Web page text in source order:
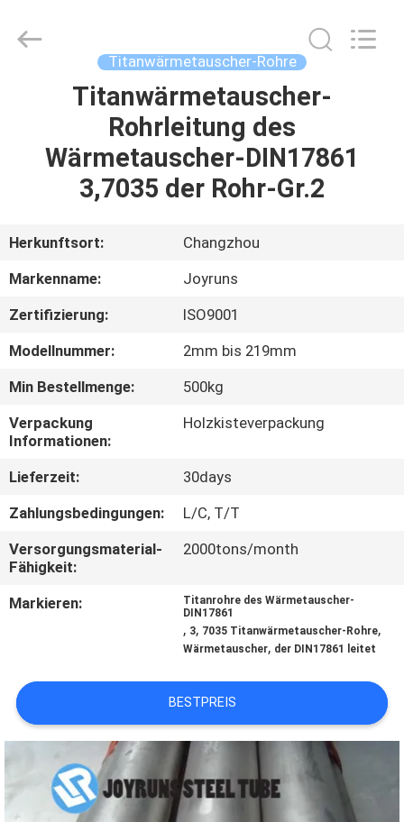
PRODUKTE
US
AUSFLUG
QUALITÄTSKONTROLLE
TRETEN
SIE
MIT
UNS
IN
VERBINDUNG
SIE
EIN
ZITAT
SEITENVERZEICHNIS
Tube
Titanwärmetauscher-Rohre
Titanwärmetauscher-
Rohrleitung des
Wärmetauscher-DIN17861
3,7035 der Rohr-Gr.2
Herkunftsort:
Changzhou
Markenname:
Joyruns
Zertifizierung:
ISO9001
Modellnummer:
2mm bis 219mm
Min Bestellmenge:
500kg
Verpackung
Informationen:
Holzkisteverpackung
Lieferzeit:
30days
Zahlungsbedingungen:
L/C, T/T
Versorgungsmaterial-
Fähigkeit:
2000tons/month
Markieren:
Titanrohre des Wärmetauscher-
DIN17861
, 3, 7035 Titanwärmetauscher-Rohre,
Wärmetauscher, der DIN17861 leitet
BESTPREIS